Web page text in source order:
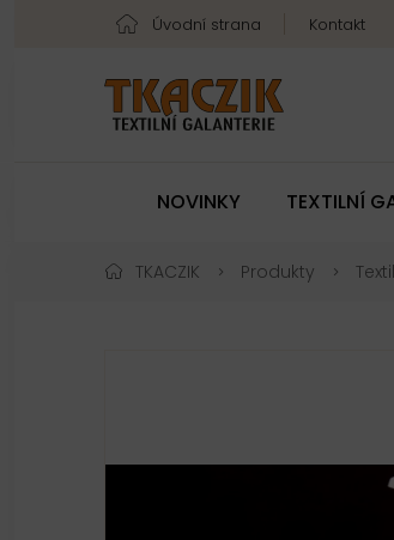
Úvodní strana Kontakt
NOVINKY TEXTILNÍ
TKACZIK Produkty